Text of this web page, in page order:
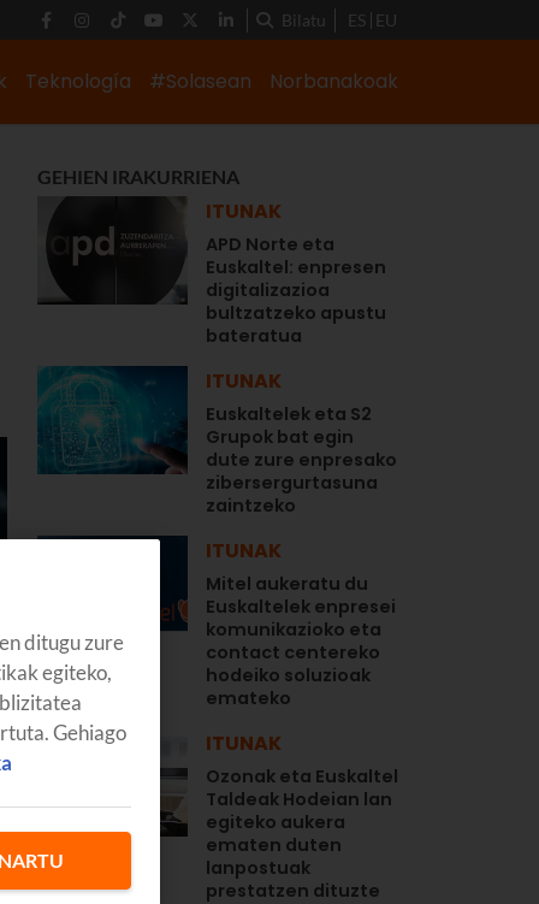
Bilatu ES EU
Teknología #Solasean Norbanakoak
GEHIEN IRAKURRIENA
ITUNAK
APD Norte eta
Euskaltel: enpresen
digitalizazioa
bultzatzeko apustu
bateratua
ITUNAK
Euskaltelek eta S2
Grupok bat egin
dute zure enpresako
zibersergurtasuna
zaintzeko
ITUNAK
Mitel aukeratu du
Euskaltelek enpresei
komunikazioko eta
contact centereko
hodeiko soluzioak
emateko
ITUNAK
Ozonak eta Euskaltel
Taldeak Hodeian lan
egiteko aukera
ematen duten
lanpostuak
prestatzen dituzte
ditugu zure
egiteko,
Gehiago